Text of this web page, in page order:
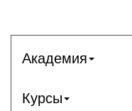
Академия
Курсы